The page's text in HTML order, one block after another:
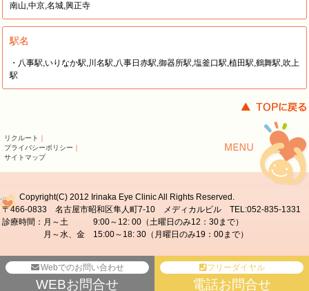
南山,中京,名城,興正寺
駅名
・八事駅,いりなか駅,川名駅,八事日赤駅,御器所駅,塩釜口駅,植田駅,鶴舞駅,吹上
駅
リクルート
プライバシーポリシー
サイトマップ
Copyright(C) 2012 Irinaka Eye Clinic All Rights Reserved.
〒466-0833 名古屋市昭和区隼人町7-10 メディカルビル TEL:052-835-1331
診療時間：月～土 9:00～12: 00（土曜日のみ12：30まで）
月～水、金 15:00～18: 30（月曜日のみ19：00まで）
Webでのお問い合わせ
WEBお問合せ
フリーダイヤル
電話お問合せ